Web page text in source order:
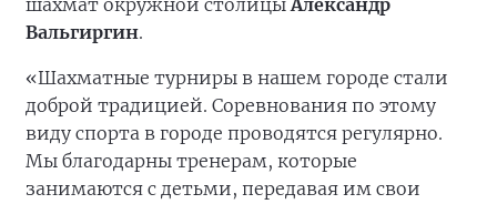
шахмат окружной столицыАлександр
Вальгиргин.
«Шахматные турниры в нашем городе стали
доброй традицией. Соревнования по этому
виду спорта в городе проводятся регулярно.
Мы благодарны тренерам, которые
занимаются с детьми, передавая им свои